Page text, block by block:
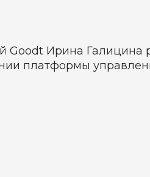
Goodt Ирина Галицина
платформы